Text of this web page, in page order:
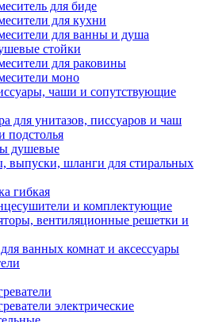
для биде
для кухни
для ванны и душа
стойки
для раковины
моно
чаши и сопутствующие
для унитазов, писсуаров и чаш
подстолья
душевые
выпуски, шланги для стиральных
гибкая
и комплектующие
вентиляционные решетки и
ванных комнат и аксессуары
электрические